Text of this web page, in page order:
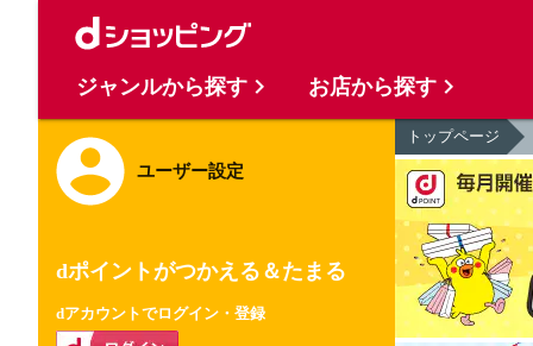
ユーザー設定
dポイントがつかえる＆たまる
dアカウントでログイン・登録
トップページ
ジャンルから探す お店から探す